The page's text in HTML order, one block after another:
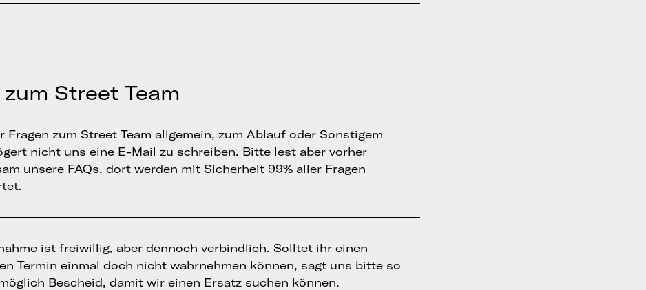
Street Team
Fragen zum Street Team allgemein, zum Ablauf oder Sonstigem
nicht uns eine E-Mail zu schreiben. Bitte lest aber vorher
unsere FAQs, dort werden mit Sicherheit 99% aller Fragen
ist freiwillig, aber dennoch verbindlich. Solltet ihr einen
Termin einmal doch nicht wahrnehmen können, sagt uns bitte so
Bescheid, damit wir einen Ersatz suchen können.